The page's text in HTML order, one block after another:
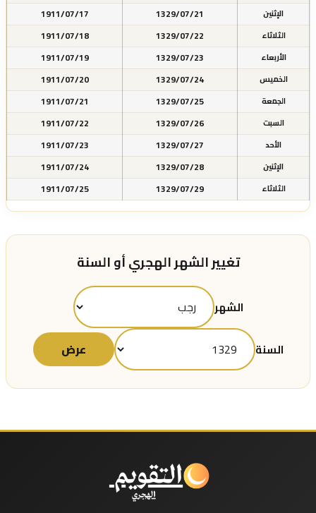
الإثنين 1329/07/21
1911/07/17
الثلاثاء 1329/07/22
1911/07/18
الأربعاء 1329/07/23
1911/07/19
الخميس 1329/07/24
1911/07/20
الجمعة 1329/07/25
1911/07/21
السبت 1329/07/26
1911/07/22
الأحد 1329/07/27
1911/07/23
الإثنين 1329/07/28
1911/07/24
الثلاثاء 1329/07/29
1911/07/25
تغيير الشهر الهجري أو السنة
الشهر
السنة عرض